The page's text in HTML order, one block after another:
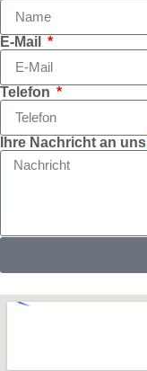
E-Mail
Telefon
Ihre Nachricht an uns